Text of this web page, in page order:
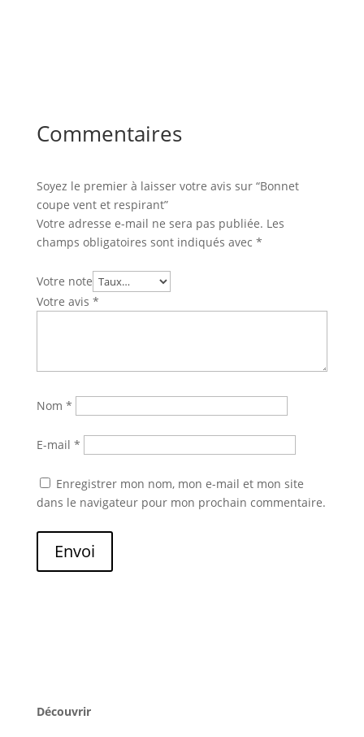
Commentaires
Soyez le premier à laisser votre avis sur “Bonnet
coupe vent et respirant”
Votre adresse e-mail ne sera pas publiée. Les
champs obligatoires sont indiqués avec *
Votre note
Votre avis *
Nom *
E-mail *
Enregistrer mon nom, mon e-mail et mon site
dans le navigateur pour mon prochain commentaire.
Envoi
Découvrir